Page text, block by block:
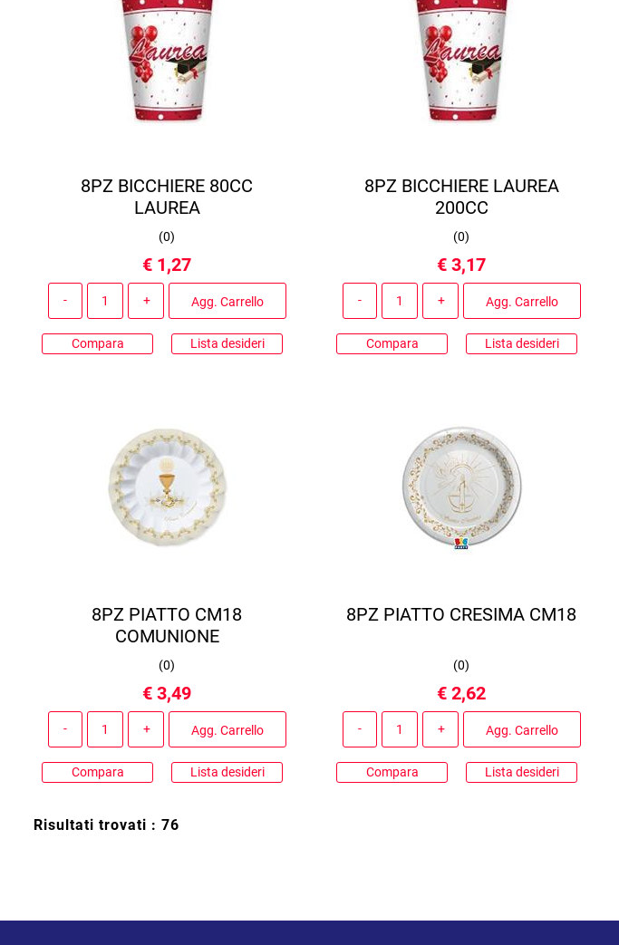
8PZ BICCHIERE 80CC
LAUREA
(0)
€ 1,27
Agg. Carrello
Compara Lista desideri
8PZ BICCHIERE LAUREA
200CC
(0)
€ 3,17
Agg. Carrello
Compara Lista desideri
8PZ PIATTO CM18
COMUNIONE
(0)
€ 3,49
Agg. Carrello
Compara Lista desideri
8PZ PIATTO CRESIMA CM18
(0)
€ 2,62
Agg. Carrello
Compara Lista desideri
Risultati trovati : 76